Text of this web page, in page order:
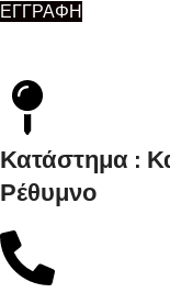
ΕΓΓΡΑΦΗ
Κατάστημα :
Ρέθυμνο